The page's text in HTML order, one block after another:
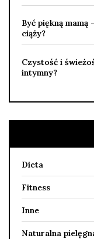
Być piękną
ciąży?
Czystość i
intymny?
Dieta
Fitness
Inne
Naturalna